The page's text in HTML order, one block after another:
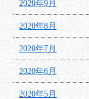
2020年9月
2020年8月
2020年7月
2020年6月
2020年5月